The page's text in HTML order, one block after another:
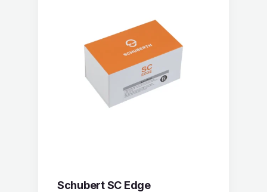
Schubert SC Edge